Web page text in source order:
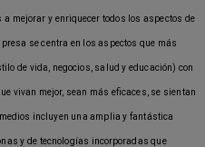
mejorar y enriquecer todos los aspectos de
se centra en los aspectos que más
de vida, negocios, salud y educación) con
vivan mejor, sean más eficaces, se sientan
incluyen una amplia y fantástica
y de tecnologías incorporadas que